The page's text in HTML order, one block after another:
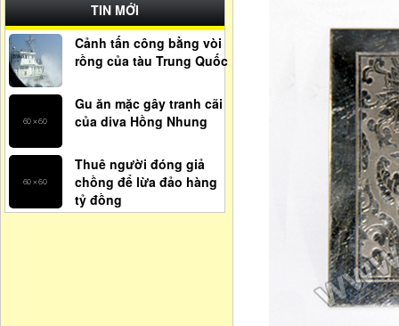
TIN MỚI
Cảnh tấn công bằng vòi
rồng của tàu Trung Quốc
Gu ăn mặc gây tranh cãi
của diva Hồng Nhung
Thuê người đóng giả
chồng để lừa đảo hàng
tỷ đồng